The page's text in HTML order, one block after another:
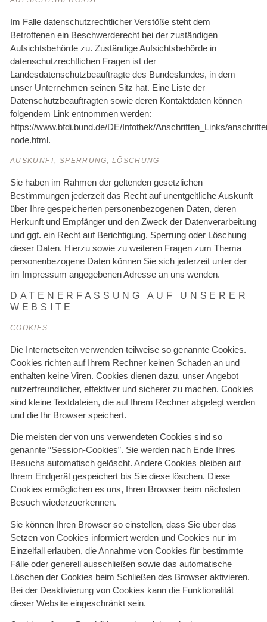
Im Falle datenschutzrechtlicher Verstöße steht dem
Betroffenen ein Beschwerderecht bei der zuständigen
Aufsichtsbehörde zu. Zuständige Aufsichtsbehörde in
datenschutzrechtlichen Fragen ist der
Landesdatenschutzbeauftragte des Bundeslandes, in dem
unser Unternehmen seinen Sitz hat. Eine Liste der
Datenschutzbeauftragten sowie deren Kontaktdaten können
folgendem Link entnommen werden:
https://www.bfdi.bund.de/DE/Infothek/Anschriften_Links/
node.html.
AUSKUNFT, SPERRUNG, LÖSCHUNG
Sie haben im Rahmen der geltenden gesetzlichen
Bestimmungen jederzeit das Recht auf unentgeltliche Auskunft
über Ihre gespeicherten personenbezogenen Daten, deren
Herkunft und Empfänger und den Zweck der Datenverarbeitung
und ggf. ein Recht auf Berichtigung, Sperrung oder Löschung
dieser Daten. Hierzu sowie zu weiteren Fragen zum Thema
personenbezogene Daten können Sie sich jederzeit unter der
im Impressum angegebenen Adresse an uns wenden.
DATENERFASSUNG AUF UNSERER
WEBSITE
COOKIES
Die Internetseiten verwenden teilweise so genannte Cookies.
Cookies richten auf Ihrem Rechner keinen Schaden an und
enthalten keine Viren. Cookies dienen dazu, unser Angebot
nutzerfreundlicher, effektiver und sicherer zu machen. Cookies
sind kleine Textdateien, die auf Ihrem Rechner abgelegt werden
und die Ihr Browser speichert.
Die meisten der von uns verwendeten Cookies sind so
genannte “Session-Cookies”. Sie werden nach Ende Ihres
Besuchs automatisch gelöscht. Andere Cookies bleiben auf
Ihrem Endgerät gespeichert bis Sie diese löschen. Diese
Cookies ermöglichen es uns, Ihren Browser beim nächsten
Besuch wiederzuerkennen.
Sie können Ihren Browser so einstellen, dass Sie über das
Setzen von Cookies informiert werden und Cookies nur im
Einzelfall erlauben, die Annahme von Cookies für bestimmte
Fälle oder generell ausschließen sowie das automatische
Löschen der Cookies beim Schließen des Browser aktivieren.
Bei der Deaktivierung von Cookies kann die Funktionalität
dieser Website eingeschränkt sein.